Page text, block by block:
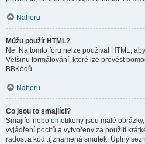
Nahoru
Můžu použít HTML?
Ne. Na tomto fóru nelze používat HTML,
Většinu formátování, které lze provést
BBKódů.
Nahoru
Co jsou to smajlíci?
Smajlíci nebo emotikony jsou malé
vyjádření pocitů a vytvořeny za použití
radost a kód :( znamená smutek. Úplný